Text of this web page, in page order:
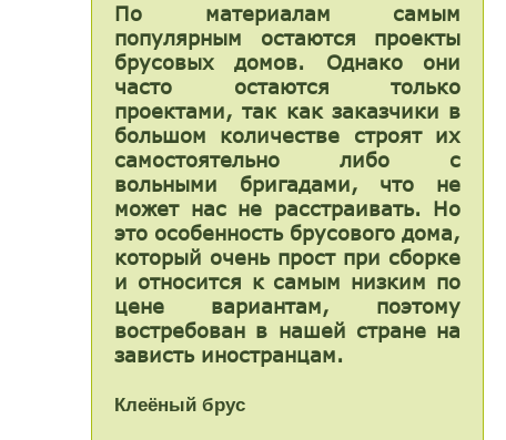
По материалам самым
популярным остаются проекты
брусовых домов. Однако они
часто остаются только
проектами, так как заказчики в
большом количестве строят их
самостоятельно либо с
вольными бригадами, что не
может нас не расстраивать. Но
это особенность брусового дома,
который очень прост при сборке
и относится к самым низким по
цене вариантам, поэтому
востребован в нашей стране на
зависть иностранцам.
Клеёный брус